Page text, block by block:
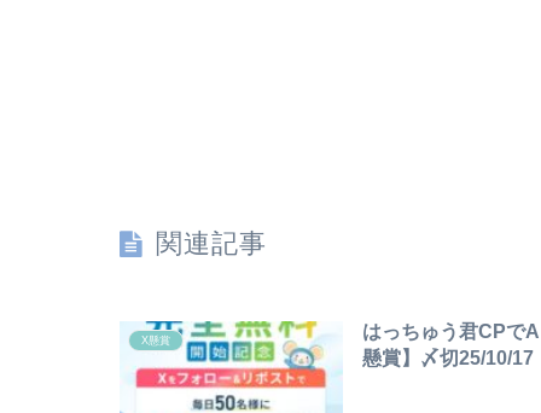
関連記事
X懸賞
はっちゅう君CPで
懸賞】〆切25/10/17